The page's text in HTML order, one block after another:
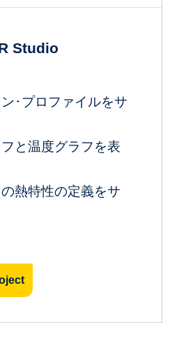
Studio
･プロファイルをサ
と温度グラフを表
熱特性の定義をサ